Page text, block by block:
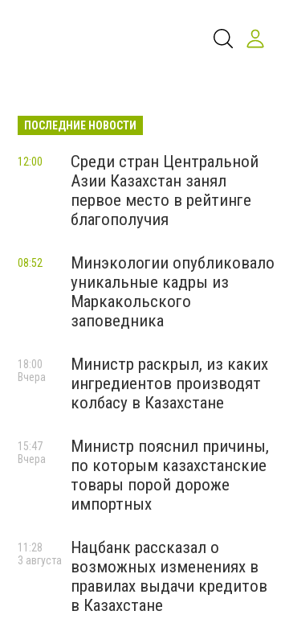
ПОСЛЕДНИЕ НОВОСТИ
Среди стран Центральной
Азии Казахстан занял
первое место в рейтинге
благополучия
12:00
Минэкологии опубликовало
уникальные кадры из
Маркакольского
заповедника
08:52
Министр раскрыл, из каких
ингредиентов производят
колбасу в Казахстане
18:00
Вчера
Министр пояснил причины,
по которым казахстанские
товары порой дороже
импортных
15:47
Вчера
Нацбанк рассказал о
возможных изменениях в
правилах выдачи кредитов
в Казахстане
11:28
3 августа